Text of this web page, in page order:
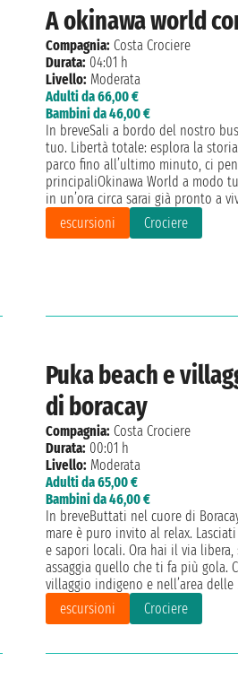
A okinawa world
Compagnia: Costa Crociere
Durata: 04:01 h
Livello: Moderata
Adulti da 66,00 €
Bambini da 46,00 €
In breveSali a bordo del nostro
tuo. Libertà totale: esplora la
parco fino all’ultimo minuto, ci
principaliOkinawa World a modo
in un’ora circa sarai già pronto a
escursioni
Crociere
Puka beach e
di boracay
Compagnia: Costa Crociere
Durata: 00:01 h
Livello: Moderata
Adulti da 65,00 €
Bambini da 46,00 €
In breveButtati nel cuore di
mare è puro invito al relax.
e sapori locali. Ora hai il via
assaggia quello che ti fa più gola.
villaggio indigeno e nell’area delle
escursioni
Crociere